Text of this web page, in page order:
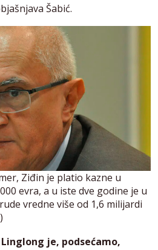
Šabić.
Ziđin je platio kazne u
evra, a u iste dve godine je u
vredne više od 1,6 milijardi
je, podsećamo,